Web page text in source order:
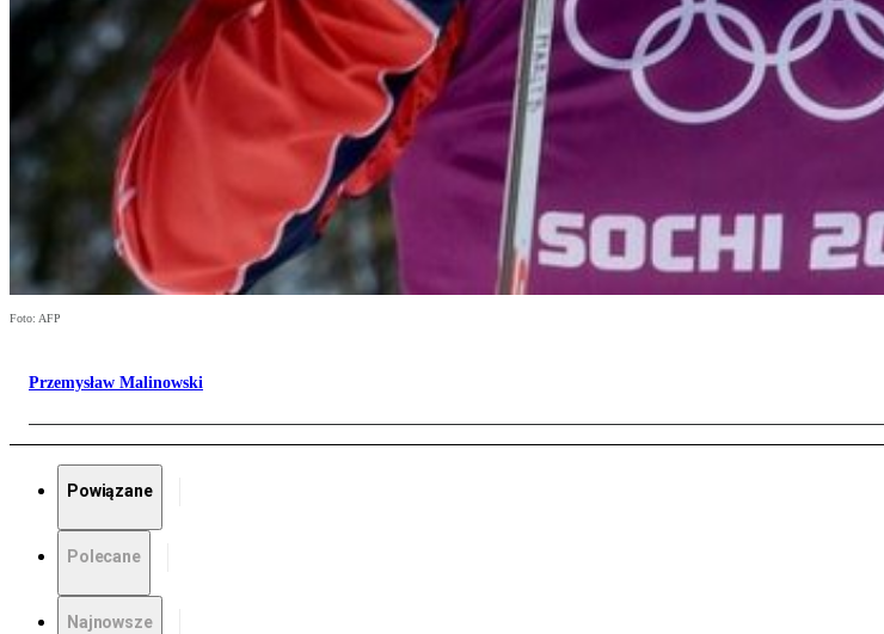
Foto: AFP
Przemysław Malinowski
Powiązane
Polecane
Najnowsze